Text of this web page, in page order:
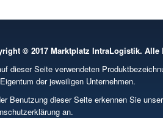
© 2017 Marktplatz IntraLogistik. Alle
dieser Seite verwendeten
der jeweiligen Unternehmen.
Benutzung dieser Seite erkennen Sie
an.